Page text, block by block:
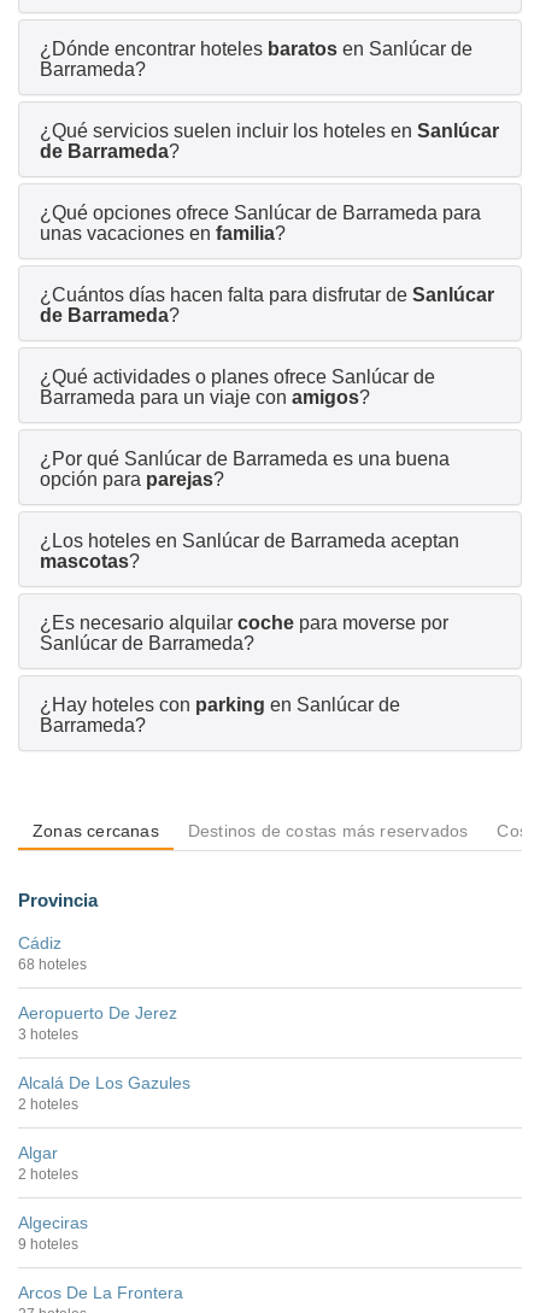
¿Dónde encontrar hoteles baratos en Sanlúcar de
Barrameda?
¿Qué servicios suelen incluir los hoteles en Sanlúcar
de Barrameda?
¿Qué opciones ofrece Sanlúcar de Barrameda para
unas vacaciones en familia?
¿Cuántos días hacen falta para disfrutar de Sanlúcar
de Barrameda?
¿Qué actividades o planes ofrece Sanlúcar de
Barrameda para un viaje con amigos?
¿Por qué Sanlúcar de Barrameda es una buena
opción para parejas?
¿Los hoteles en Sanlúcar de Barrameda aceptan
mascotas?
¿Es necesario alquilar coche para moverse por
Sanlúcar de Barrameda?
¿Hay hoteles con parking en Sanlúcar de
Barrameda?
Zonas cercanas Destinos de costas más reservados
Provincia
Cádiz
68 hoteles
Aeropuerto De Jerez
3 hoteles
Alcalá De Los Gazules
2 hoteles
Algar
2 hoteles
Algeciras
9 hoteles
Arcos De La Frontera